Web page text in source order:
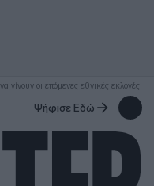
γίνουν οι επόμενες εθνικές εκλογές;
Ψήφισε Εδώ